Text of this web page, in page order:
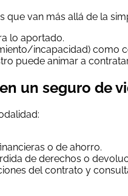
van más allá de la
lo aportado.
incapacidad) como
puede animar a
un seguro de
o de ahorro.
de derechos o
del contrato y